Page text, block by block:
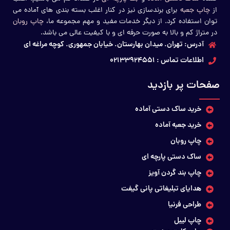
لیبل دایره ای برای اغلب کسب و کارهایی که نیاز به بسته بندی به صورت
بیشتر بسته های خود استفاده می کنند یک ضرورت به حساب می آید. در
ادامه از کاربردهای دیگر لیبل دایره ای با شما صحبت خواهیم کرد:
لیبل دایره ای برای بسته بندی لباس
لیبل دایره ای برای بسته بندی محصولات آرایشی و بهداشتی
لیبل دایره ای برای بسته بندی محصولات پزشکی
لیبل دایره ای برای بسته بندی خشکبار
لیبل دایره ای برای بسته بندی محصولات الکترونیکی
مشاهده قيمت ساک دستی آماده
ازچاپ جعبه برای برندسازی نیز در کنار اغلب بسته بندی های آماده می
توان استفاده کرد. از دیگر خدمات مفید و مهم مجموعه ما،چاپ روبان
در متراژ کم و بالا به صورت حرفه ای و با کیفیت عالی می باشد.
آدرس: تهران. میدان بهارستان. خیابان جمهوری. کوچه مراغه ای
اطلاعات تماس : 02133924551
صفحات پر بازدید
خرید ساک دستی آماده
خرید جعبه آماده
چاپ روبان
ساک دستی پارچه ای
چاپ بند گردن آویز
هدایای تبلیغاتی پانی گیفت
طراحی فرنیا
چاپ لیبل